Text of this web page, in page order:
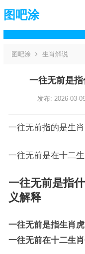
图吧涂
图吧涂 生肖解说
一往无前是
发布: 2026-03-
一往无前指的是生
一往无前是在十二
一往无前是指
义解释
一往无前是指生肖
一往无前在十二生